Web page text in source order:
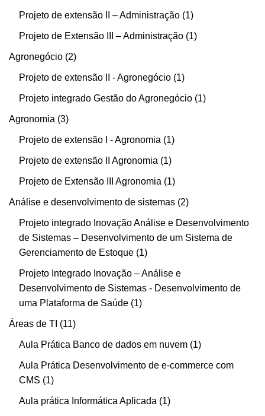
Projeto de extensão II – Administração 1
Projeto de Extensão III – Administração 1
Agronegócio 2
Projeto de extensão II - Agronegócio 1
Projeto integrado Gestão do Agronegócio 1
Agronomia 3
Projeto de extensão I - Agronomia 1
Projeto de extensão II Agronomia 1
Projeto de Extensão III Agronomia 1
Análise e desenvolvimento de sistemas 2
Projeto integrado Inovação Análise e Desenvolvimento
de Sistemas – Desenvolvimento de um Sistema de
Gerenciamento de Estoque 1
Projeto Integrado Inovação – Análise e
Desenvolvimento de Sistemas - Desenvolvimento de
uma Plataforma de Saúde 1
Áreas de TI 11
Aula Prática Banco de dados em nuvem 1
Aula Prática Desenvolvimento de e-commerce com
CMS
1
Aula prática Informática Aplicada 1